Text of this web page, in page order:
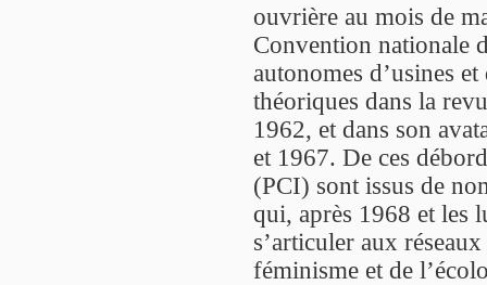
ouvrière au mois de
Convention nationale
autonomes d’usines
théoriques dans la
1962, et dans son
et 1967. De ces
(PCI) sont issus de
qui, après 1968 et les
s’articuler aux
féminisme et de